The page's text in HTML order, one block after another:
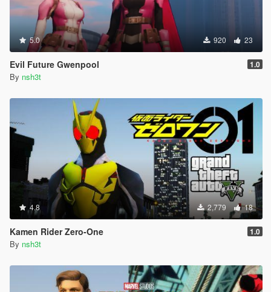
5.0 920 23
Evil Future Gwenpool 1.0
By nsh3t
4.8 2,779 18
Kamen Rider Zero-One 1.0
By nsh3t